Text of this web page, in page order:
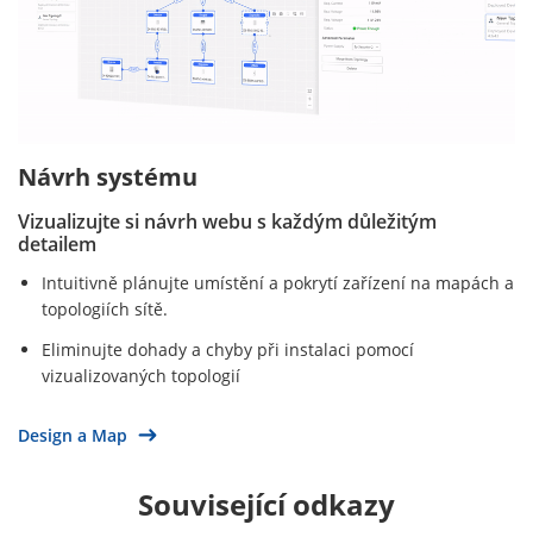
Návrh systému
Vizualizujte si návrh webu s každým důležitým
detailem
Intuitivně plánujte umístění a pokrytí zařízení na mapách a
topologiích sítě.
Eliminujte dohady a chyby při instalaci pomocí
vizualizovaných topologií
Design a Map
Související odkazy